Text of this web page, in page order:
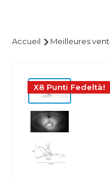
Accueil Meilleures
X8 Punti Fedeltà!